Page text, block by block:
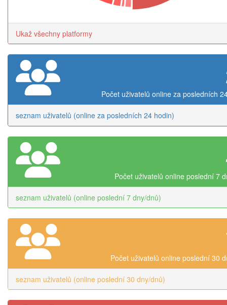
Ukaž všechny platformy
Počet uživatelů online za posledních
seznam uživatelů (online za posledních 24 hodin)
Počet uživatelů online poslední 7
seznam uživatelů (online poslední 7 dny/dnů)
Počet uživatelů online poslední 30
seznam uživatelů (online poslední 30 dny/dnů)